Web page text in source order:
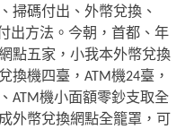
掃碼付出、外幣兌換、
出方法。今朝，首都、年
點五家，小我本外幣兌換
換機四臺，ATM機24臺，
ATM機小面額零鈔支取全
外幣兌換網點全籠罩，可